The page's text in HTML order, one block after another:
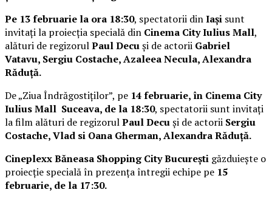
Pe 13 februarie la ora 18:30, spectatorii dinIași sunt
invitați la proiecția specială din Cinema City Iulius Mall,
alături de regizorulPaul Decuși de actorii Gabriel
Vatavu, Sergiu Costache, Azaleea Necula, Alexandra
Răduță.
De „Ziua Îndrăgostiților”, pe 14 februarie, în Cinema City
Iulius Mall Suceava, de la 18:30, spectatorii sunt invitați
la film alături de regizorulPaul Decuși de actorii Sergiu
Costache, Vlad si Oana Gherman, Alexandra Răduță.
Cineplexx Băneasa Shopping City București găzduiește o
proiecție specială în prezența întregii echipe pe 15
februarie, de la 17:30.